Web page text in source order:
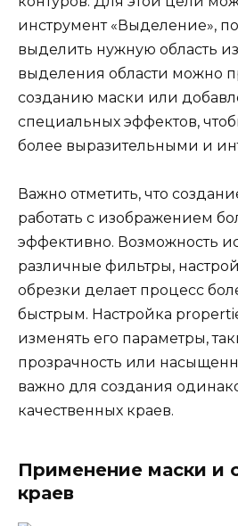
инструмент «Выделение»,
выделить нужную область
выделения области можно
созданию маски или
специальных эффектов,
более выразительными и
Важно отметить, что
работать с изображением
эффективно. Возможность
различные фильтры,
обрезки делает процесс
быстрым. Настройка
изменять его параметры,
прозрачность или
важно для создания
качественных краев.
Применение маски и
краев